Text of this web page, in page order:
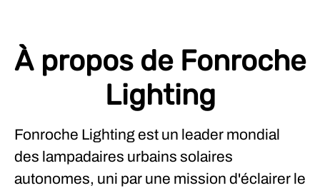
À propos de Fonroche
Lighting
Fonroche Lighting est un leader mondial
des lampadaires urbains solaires
autonomes, uni par une mission d'éclairer le